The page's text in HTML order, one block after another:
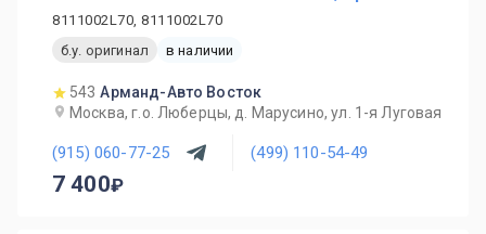
8111002L70, 8111002L70
б.у. оригинал
в наличии
543 Арманд-Авто Восток
Москва, г.о. Люберцы, д. Марусино, ул. 1-я Луговая
(915) 060-77-25 (499) 110-54-49
7 400